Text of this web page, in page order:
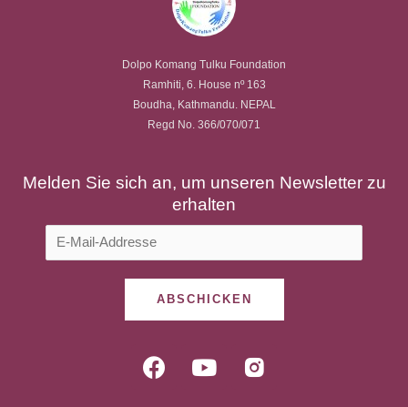
Dolpo Komang Tulku Foundation
Ramhiti, 6. House nº 163
Boudha, Kathmandu. NEPAL
Regd No. 366/070/071
Melden Sie sich an, um unseren Newsletter zu
erhalten
ABSCHICKEN
F
a
Y
o
R
i